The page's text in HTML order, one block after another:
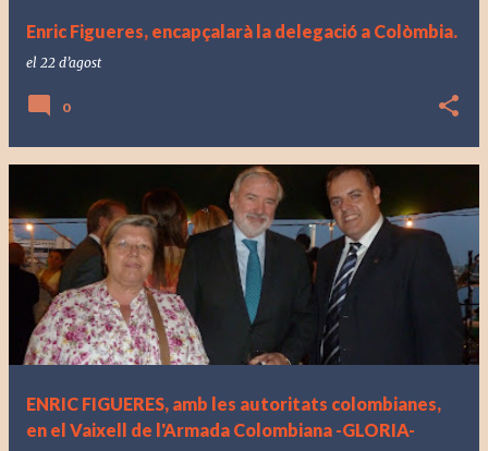
Enric Figueres, encapçalarà la delegació a Colòmbia.
el 22 d’agost
0
ENRIC FIGUERES, amb les autoritats colombianes,
en el Vaixell de l'Armada Colombiana -GLORIA-